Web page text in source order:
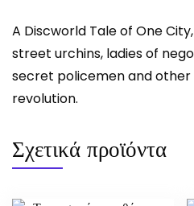
A Discworld Tale of One
street urchins, ladies of
secret policemen and
revolution.
Σχετικά προϊόντα